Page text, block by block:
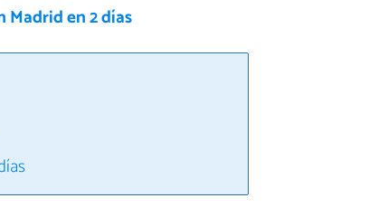
Madrid en 2 días